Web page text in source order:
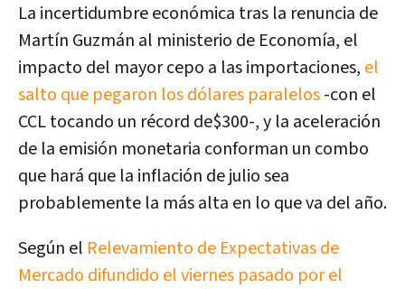
La incertidumbre económica tras la renuncia de
Martín Guzmán al ministerio de Economía, el
impacto del mayor cepo a las importaciones, el
salto que pegaron los dólares paralelos-con el
CCL tocando un récord de$300-, y la aceleración
de la emisión monetaria conforman un combo
que hará que la inflación de julio sea
probablemente la más alta en lo que va del año.
Según el Relevamiento de Expectativas de
Mercado difundido el viernes pasado por el